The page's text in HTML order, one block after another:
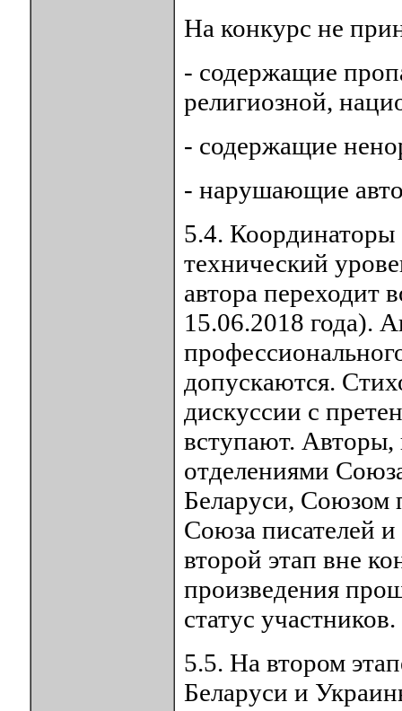
На конкурс не
- содержащие
религиозной,
- содержащие
- нарушающие
5.4.
технический
автора переходит
15.06.2018 года).
допускаются.
дискуссии с
вступают. Авторы,
отделениями
Беларуси, Союзом
Союза писателей и
второй этап вне
произведения
статус участников.
5.5. На втором
Беларуси и